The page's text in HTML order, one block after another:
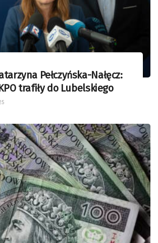
Pełczyńska-Nałęcz:
trafiły do Lubelskiego